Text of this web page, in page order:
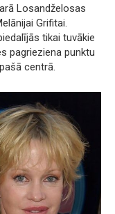
Losandželosas
Grifitai.
tikai tuvākie
pagrieziena punktu
centrā.